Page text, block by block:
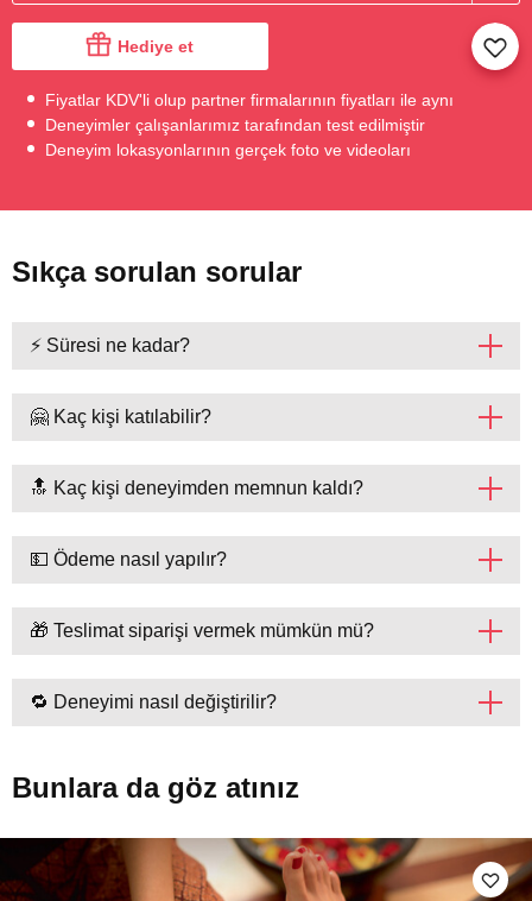
Hediye et
Fiyatlar KDV'li olup partner firmalarının fiyatları ile aynı
Deneyimler çalışanlarımız tarafından test edilmiştir
Deneyim lokasyonlarının gerçek foto ve videoları
Sıkça sorulan sorular
⚡ Süresi ne kadar?
🤗 Kaç kişi katılabilir?
🔝 Kaç kişi deneyimden memnun kaldı?
💵 Ödeme nasıl yapılır?
🎁 Teslimat siparişi vermek mümkün mü?
🔁 Deneyimi nasıl değiştirilir?
Bunlara da göz atınız